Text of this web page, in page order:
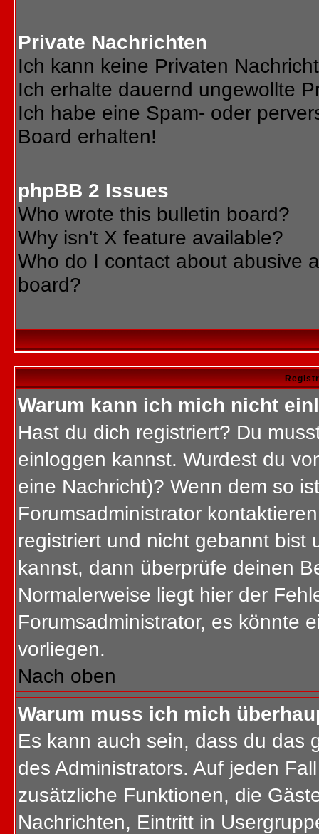
Private Nachrichten
Ich kann keine Privaten
Ich erhalte dauernd ungewollte
Ich habe eine Spam- oder
Board erhalten!
phpBB 2 Issues
Who wrote this bulletin board?
Why isn't X feature available?
Who do I contact about abusive
board?
Warum kann ich mich nicht
Hast du dich registriert? Du
einloggen kannst. Wurdest du
eine Nachricht)? Wenn dem so
Forumsadministrator
registriert und nicht gebannt bist
kannst, dann überprüfe deinen
Normalerweise liegt hier der
Forumsadministrator, es könnte
vorliegen.
Nach oben
Warum muss ich mich
Es kann auch sein, dass du das
des Administrators. Auf jeden
zusätzliche Funktionen, die
Nachrichten, Eintritt in